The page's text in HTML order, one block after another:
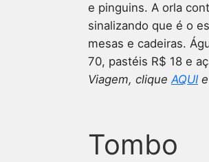
e pinguins. A orla
sinalizando que é o
mesas e cadeiras.
70, pastéis R$ 18 e
Viagem, cliqueAQUI
Tombo